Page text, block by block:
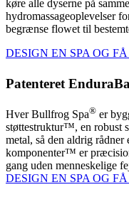
køre alle dyserne på
hydromassageoplevelser
begrænse flowet til
DESIGN EN SPA OG
Patenteret
Hver Bullfrog Spa® er
støttestruktur™, en robust
metal, så den aldrig
komponenter™ er
gang uden menneskelige
DESIGN EN SPA OG